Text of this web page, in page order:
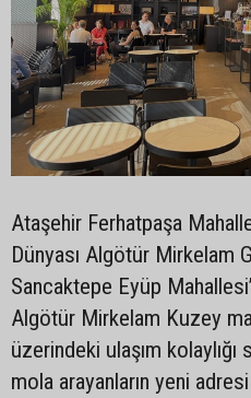
Ataşehir Ferhatpaşa
Dünyası Algötür Mirkelam
Sancaktepe Eyüp
Algötür Mirkelam Kuzey
üzerindeki ulaşım
mola arayanların yeni